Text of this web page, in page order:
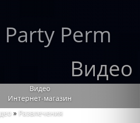
Party Perm
Видео
Видео
Интернет-магазин
» Развлечения